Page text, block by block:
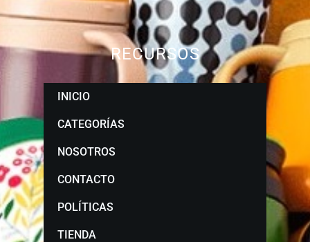
RECURSOS
INICIO
CATEGORÍAS
NOSOTROS
CONTACTO
POLÍTICAS
TIENDA